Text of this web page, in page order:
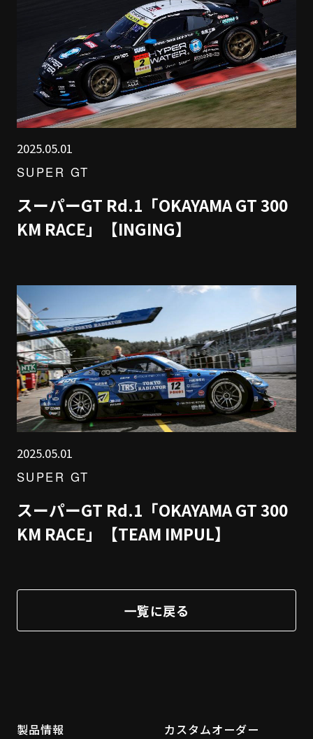
2025.05.01
SUPER GT
スーパーGT Rd.1「OKAYAMA GT 300
KM RACE」【INGING】
2025.05.01
SUPER GT
スーパーGT Rd.1「OKAYAMA GT 300
KM RACE」【TEAM IMPUL】
一覧に戻る
製品情報 カスタムオーダー